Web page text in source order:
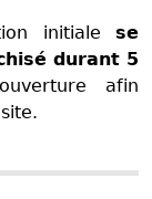
initiale se
durant 5
afin